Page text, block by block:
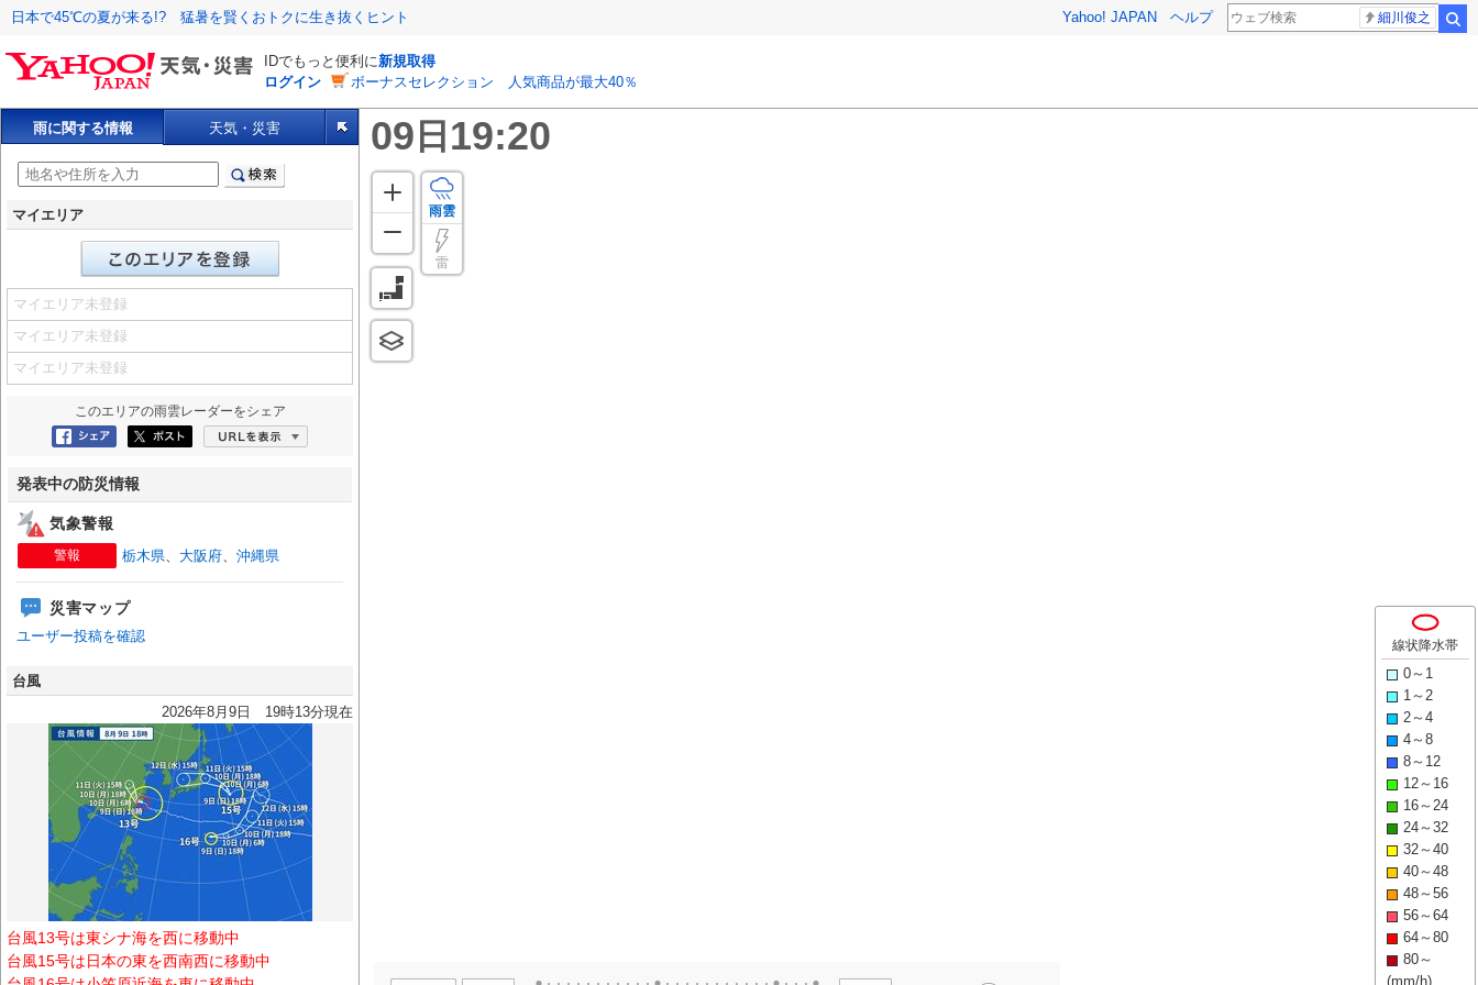
日本で45℃の夏が来る!? 猛暑を賢くおトクに生き抜くヒント Yahoo! JAPAN ヘルプ 細川俊之
IDでもっと便利に新規取得
ログイン
ボーナスセレクション 人気商品が最大40％
雨に関する情報 天気・災害
マイエリア
マイエリア未登録
マイエリア未登録
マイエリア未登録
このエリアの雨雲レーダーをシェア
Facebookにシェア
ポスト
発表中の防災情報
気象警報
警報 栃木県、 大阪府、 沖縄県
災害マップ
ユーザー投稿を確認
台風
2026年8月9日 19時13分現在
台風13号は東シナ海を西に移動中
台風15号は日本の東を西南西に移動中
雨雲
雷
09 日 19:20
線状降水帯
0～1
1～2
2～4
4～8
8～12
12～16
16～24
24～32
32～40
40～48
48～56
56～64
64～80
80～
(mm/h)